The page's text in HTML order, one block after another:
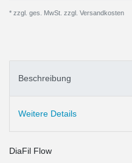
* zzgl. ges. MwSt. zzgl. Versandkosten
Beschreibung
Weitere Details
DiaFil Flow